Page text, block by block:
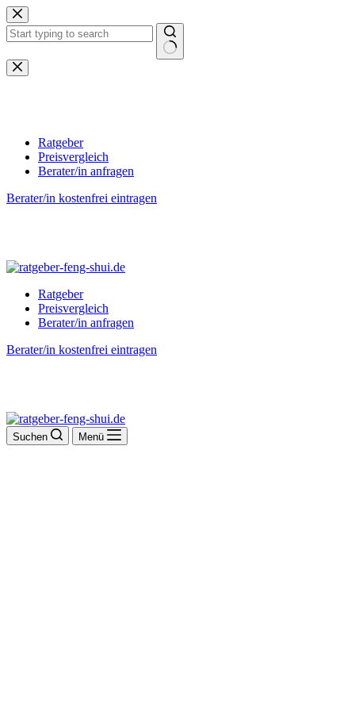
Zum
Inhalt
springen
Keine
Ergebnisse
Ratgeber
Preisvergleich
Berater/in anfragen
Berater/in kostenfrei eintragen
Ratgeber
Preisvergleich
Berater/in anfragen
Berater/in kostenfrei eintragen
Suchen Menü